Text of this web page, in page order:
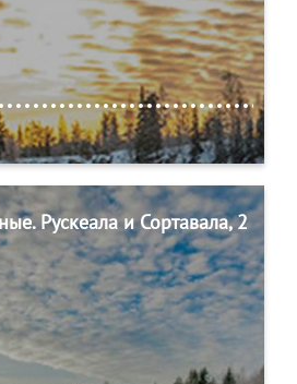
Рускеала и Сортавала, 2